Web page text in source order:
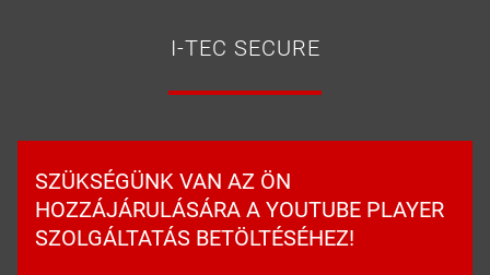
I-TEC SECURE
SZÜKSÉGÜNK VAN AZ ÖN
HOZZÁJÁRULÁSÁRA A YOUTUBE PLAYER
SZOLGÁLTATÁS BETÖLTÉSÉHEZ!